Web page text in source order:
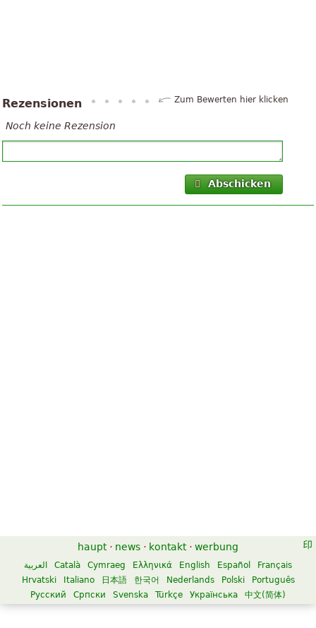
Rezensionen Zum Bewerten hier klicken
Noch keine Rezension
Abschicken
haupt · news · kontakt · werbung
العربية Català Cymraeg Ελληνικά English Español
Français
Hrvatski
Italiano 日本語 한국어 Nederlands Polski
Português
Русский
Српски Svenska Türkçe Українська 中文(简体)